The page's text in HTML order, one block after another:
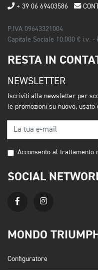
+ 39 06 69403586
P.IVA 09643321004
Capitale Sociale 10.000 € i.v. -
RESTA IN
NEWSLETTER
Iscriviti alla newsletter per
le promozioni su nuovo, usato
Acconsento al trattamento
SOCIAL
MONDO
Configuratore